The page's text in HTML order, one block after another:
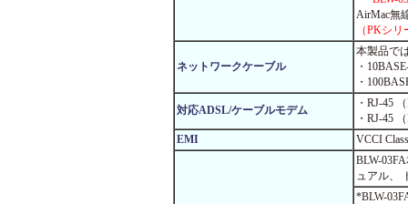
AirMac無
（PKシ
ネットワークケーブル
本製品で
・
・
対応ADSL/ケーブルモデム
・RJ-45
・RJ-45
EMI
VCCI
BLW-
ュアル、
*BLW-